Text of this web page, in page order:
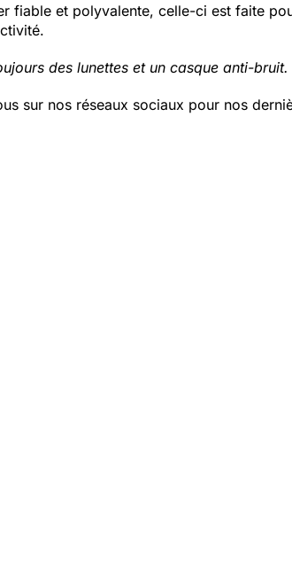
fiable et polyvalente, celle-ci est faite
des lunettes et un casque anti-
sur nos réseaux sociaux pour nos